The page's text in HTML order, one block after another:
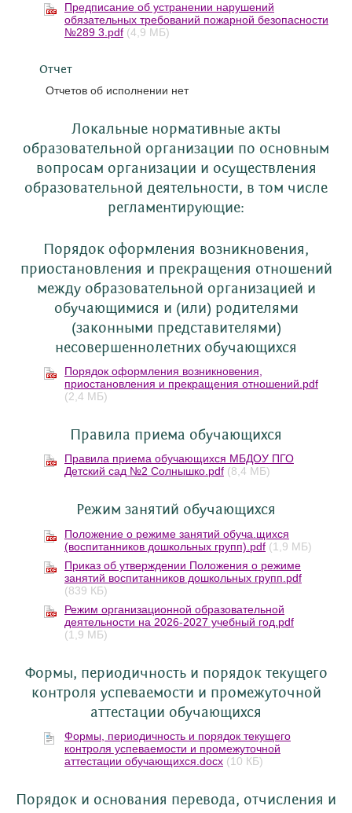
Предписание об устранении нарушений
обязательных требований пожарной безопасности
№289 3.pdf (4,9 МБ)
Отчет
Отчетов об исполнении нет
Локальные нормативные акты
образовательной организации по основным
вопросам организации и осуществления
образовательной деятельности, в том числе
регламентирующие:
Порядок оформления возникновения,
приостановления и прекращения отношений
между образовательной организацией и
обучающимися и (или) родителями
(законными представителями)
несовершеннолетних обучающихся
Порядок оформления возникновения,
приостановления и прекращения отношений.pdf
(2,4 МБ)
Правила приема обучающихся
Правила приема обучающихся МБДОУ ПГО
Детский сад №2 Солнышко.pdf (8,4 МБ)
Режим занятий обучающихся
Положение о режиме занятий обуча.щихся
(воспитанников дошкольных групп).pdf (1,9 МБ)
Приказ об утверждении Положения о режиме
занятий воспитанников дошкольных групп.pdf
(839 КБ)
Режим организационной образовательной
деятельности на 2026-2027 учебный год.pdf
(1,9 МБ)
Формы, периодичность и порядок текущего
контроля успеваемости и промежуточной
аттестации обучающихся
Формы, периодичность и порядок текущего
контроля успеваемости и промежуточной
аттестации обучающихся.docx (10 КБ)
Порядок и основания перевода, отчисления и